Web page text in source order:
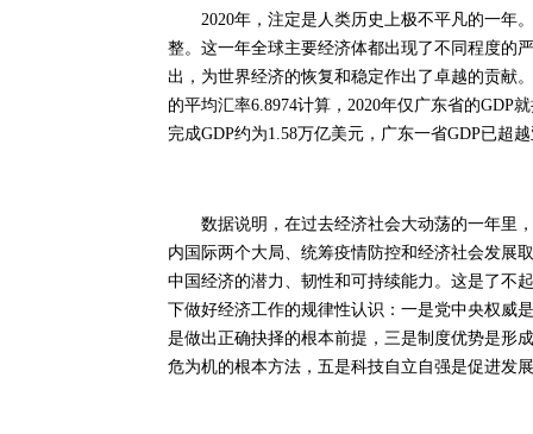
2020年，注定是人类历史上极不平凡的一年
整。这一年全球主要经济体都出现了不同程度的
出，为世界经济的恢复和稳定作出了卓越的贡献
的平均汇率6.8974计算，2020年仅广东省的GDP
完成GDP约为1.58万亿美元，广东一省GDP已超
数据说明，在过去经济社会大动荡的一年里，
内国际两个大局、统筹疫情防控和经济社会发展
中国经济的潜力、韧性和可持续能力。这是了不
下做好经济工作的规律性认识：一是党中央权威
是做出正确抉择的根本前提，三是制度优势是形
危为机的根本方法，五是科技自立自强是促进发